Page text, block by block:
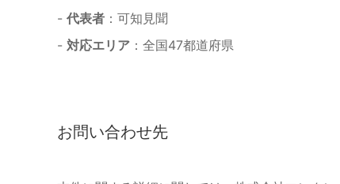
- 代表者 ：可知見聞
- 対応エリア ：全国47都道府県
お問い合わせ先